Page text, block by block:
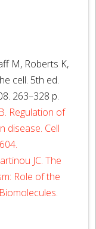
M, Roberts K,
cell. 5th ed.
263–328 p.
Regulation of
disease. Cell
JC. The
Role of the